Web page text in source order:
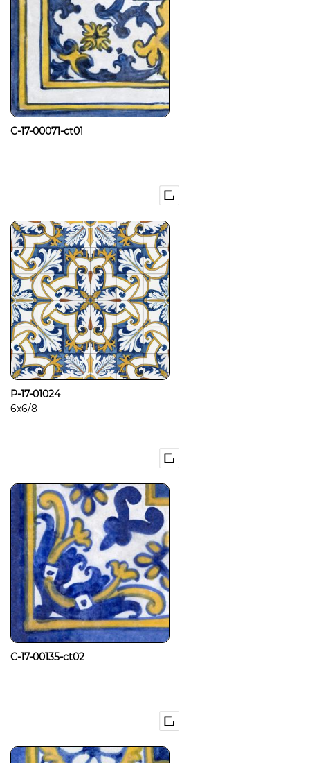
C-17-00071-ct01
P-17-01024
6x6/8
C-17-00135-ct02